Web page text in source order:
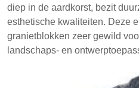
kwaliteiten, worden
ontwerp. De extractie- en
zorgen voor minimale
output.
niet-explosieve
diep in de aardkorst, bezit
esthetische kwaliteiten. Deze
granietblokken zeer gewild
landschaps- en